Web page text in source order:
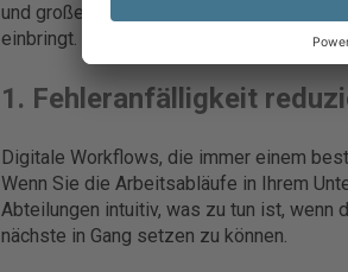
und großen Unternehmen vor allem
einbringt. Die zentralen Vorteile, die ein
1. Fehleranfälligkeit
Digitale Workflows, die immer einem
Wenn Sie die Arbeitsabläufe in Ihrem
Abteilungen intuitiv, was zu tun ist,
nächste in Gang setzen zu können.